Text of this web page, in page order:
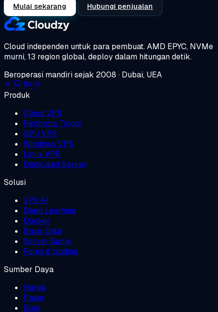
Mulai sekarang Hubungi penjualan
Cloud independen untuk para pembuat.AMD EPYC, NVMe
murni, 13 region global, deploy dalam hitungan detik.
Beroperasi mandiri sejak 2008 · Dubai, UEA
Produk
Cloud VPS
Performa Tinggi
GPU VPS
Windows VPS
Linux VPS
Dedicated Server
Solusi
VPS AI
Deep Learning
Docker
Basis Data
Server Game
Forex & trading
Sumber Daya
Harga
Pasar
Blog